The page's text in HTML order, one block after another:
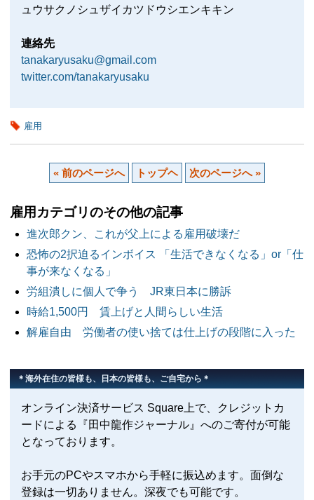
ュウサクノシュザイカツドウシエンキキン
連絡先
tanakaryusaku@gmail.com
twitter.com/tanakaryusaku
雇用
« 前のページへ トップヘ 次のページへ »
雇用カテゴリのその他の記事
進次郎クン、これが父上による雇用破壊だ
恐怖の2択迫るインボイス 「生活できなくなる」or「仕
事が来なくなる」
労組潰しに個人で争う JR東日本に勝訴
時給1,500円 賃上げと人間らしい生活
解雇自由 労働者の使い捨ては仕上げの段階に入った
＊海外在住の皆様も、日本の皆様も、ご自宅から＊
オンライン決済サービス Square上で、クレジットカ
ードによる『田中龍作ジャーナル』へのご寄付が可能
となっております。
お手元のPCやスマホから手軽に振込めます。面倒な
登録は一切ありません。深夜でも可能です。